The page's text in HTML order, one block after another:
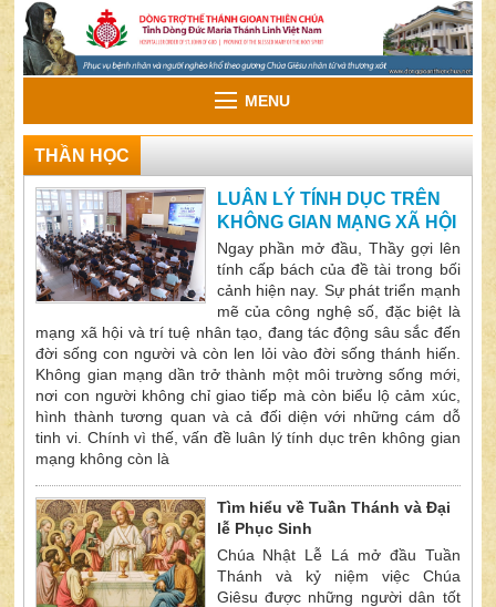
MENU
THẦN HỌC
LUÂN LÝ TÍNH DỤC TRÊN
KHÔNG GIAN MẠNG XÃ HỘI
Ngay phần mở đầu, Thầy gợi lên
tính cấp bách của đề tài trong bối
cảnh hiện nay. Sự phát triển mạnh
mẽ của công nghệ số, đặc biệt là
mạng xã hội và trí tuệ nhân tạo, đang tác động sâu sắc đến
đời sống con người và còn len lỏi vào đời sống thánh hiến.
Không gian mạng dần trở thành một môi trường sống mới,
nơi con người không chỉ giao tiếp mà còn biểu lộ cảm xúc,
hình thành tương quan và cả đối diện với những cám dỗ
tinh vi. Chính vì thế, vấn đề luân lý tính dục trên không gian
mạng không còn là
Tìm hiểu về Tuần Thánh và Đại
lễ Phục Sinh
Chúa Nhật Lễ Lá mở đầu Tuần
Thánh và kỷ niệm việc Chúa
Giêsu được những người dân tốt